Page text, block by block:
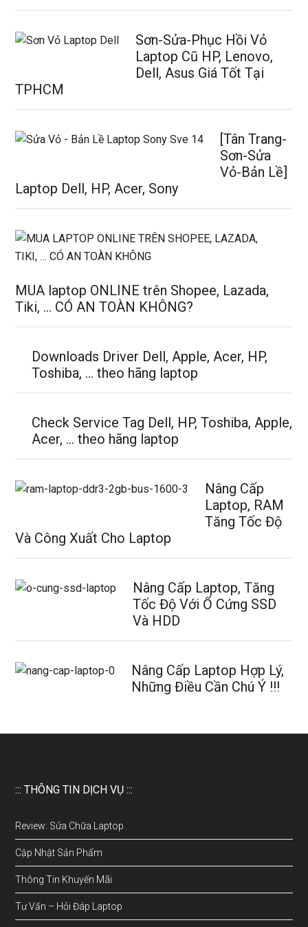
Sơn-Sửa-Phục Hồi Vỏ
Laptop Cũ HP, Lenovo,
Dell, Asus Giá Tốt Tại
TPHCM
[Tân Trang-
Sơn-Sửa
Vỏ-Bản Lề]
Laptop Dell, HP, Acer, Sony
MUA laptop ONLINE trên Shopee, Lazada,
Tiki, … CÓ AN TOÀN KHÔNG?
Downloads Driver Dell, Apple, Acer, HP,
Toshiba, … theo hãng laptop
Check Service Tag Dell, HP, Toshiba, Apple,
Acer, … theo hãng laptop
Nâng Cấp
Laptop, RAM
Tăng Tốc Độ
Và Công Xuất Cho Laptop
Nâng Cấp Laptop, Tăng
Tốc Độ Với Ổ Cứng SSD
Và HDD
Nâng Cấp Laptop Hợp Lý,
Những Điều Cần Chú Ý !!!
::: THÔNG TIN DỊCH VỤ :::
Review: Sửa Chữa Laptop
Cập Nhật Sản Phẩm
Thông Tin Khuyến Mãi
Tư Vấn – Hỏi Đáp Laptop